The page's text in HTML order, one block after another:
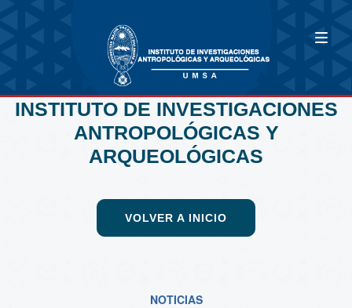
INSTITUTO DE INVESTIGACIONES
ANTROPOLÓGICAS Y
ARQUEOLÓGICAS
VOLVER A INICIO
NOTICIAS